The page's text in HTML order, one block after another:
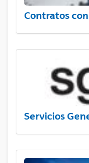
Contratos
Servicios